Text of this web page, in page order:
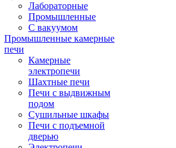
Лабораторные
Промышленные
С вакуумом
Промышленные камерные
печи
Камерные
электропечи
Шахтные печи
Печи с выдвижным
подом
Сушильные шкафы
Печи с подъемной
дверью